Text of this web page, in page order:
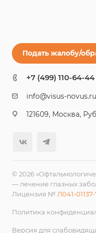
Подать жалобу/
+7 (499) 110-64-44
info@visus-novus.ru
121609, Москва,
© 2026
— лечение глазных
Лицензия № Л041-
Политика
Версия для